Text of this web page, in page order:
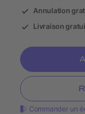
Annulation
Livraison
Commander un